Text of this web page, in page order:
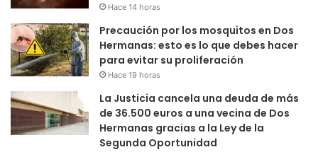
Hace 14 horas
Precaución por los mosquitos en Dos
Hermanas: esto es lo que debes hacer
para evitar su proliferación
Hace 19 horas
La Justicia cancela una deuda de más
de 36.500 euros a una vecina de Dos
Hermanas gracias a la Ley de la
Segunda Oportunidad